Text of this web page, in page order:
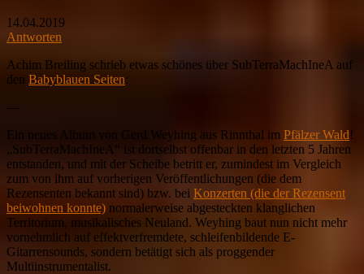
14.04.2019
Antworten
Achim Breiling schrieb etwas schönes über SubTerraMachIneA auf
den Babyblauen Seiten:
—
Ein neues Album von Gerd Weyhing aus Rinnthal im Pfälzer Wald!
„SubTerraMachIneA“ ist dortselbst offenbar in den letzten 5 Jahren
entstanden, und mit der Scheibe betritt er, zumindest im Vergleich
zum von ihm auf vorherigen Veröffentlichungen (die dem
Rezensenten bekannt sind) bzw. bei Konzerten (die der Rezensent
beiwohnen konnte) normalerweise abgesteckten klanglichen
Territorium, musikalisches Neuland. Weyhing baut nun nicht mehr
vornehmlich auf effektverfremdete, schleifenbildende E-
Gitarrensounds, sondern betätigt sich als proggender
Multiinstrumentalist.